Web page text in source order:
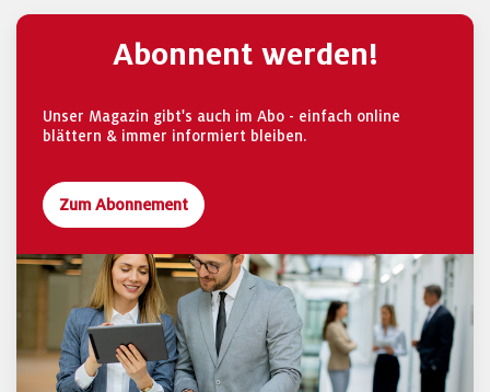
Abonnent werden!
Unser Magazin gibt's auch im Abo - einfach online
blättern & immer informiert bleiben.
Zum Abonnement